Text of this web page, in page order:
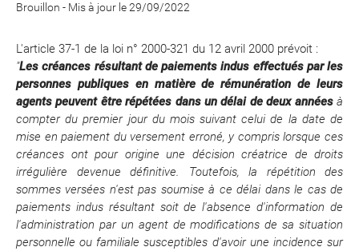
Brouillon - Mis à jour le 29/09/2022
L'article 37-1 de la loi n° 2000-321 du 12 avril 2000 prévoit :
"Les créances résultant de paiements indus effectués par les
personnes publiques en matière de rémunération de leurs
agents peuvent être répétées dans un délai de deux annéesà
compter du premier jour du mois suivant celui de la date de
mise en paiement du versement erroné, y compris lorsque ces
créances ont pour origine une décision créatrice de droits
irrégulière devenue définitive. Toutefois, la répétition des
sommes versées n'est pas soumise à ce délai dans le cas de
paiements indus résultant soit de l'absence d'information de
l'administration par un agent de modifications de sa situation
personnelle ou familiale susceptibles d'avoir une incidence sur